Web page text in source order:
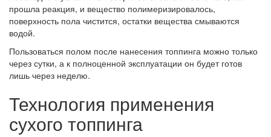
прошла реакция, и вещество полимеризировалось,
поверхность пола чистится, остатки вещества смываются
водой.
Пользоваться полом после нанесения топпинга можно только
через сутки, а к полноценной эксплуатации он будет готов
лишь через неделю.
Технология применения
сухого топпинга